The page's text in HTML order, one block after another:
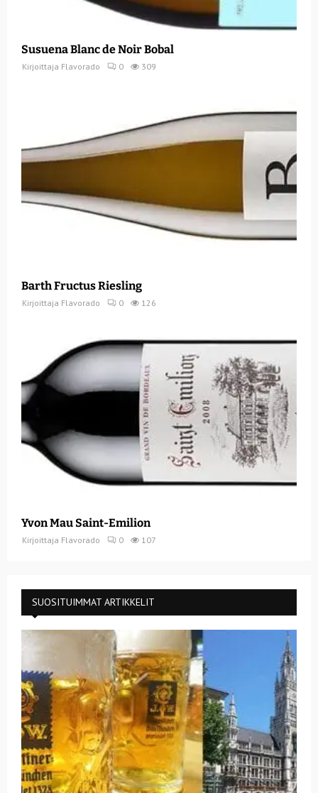
Susuena Blanc de Noir Bobal
Kirjoittaja Flavorado 0 309
Barth Fructus Riesling
Kirjoittaja Flavorado 0 126
Yvon Mau Saint-Emilion
Kirjoittaja Flavorado 0 107
SUOSITUIMMAT ARTIKKELIT